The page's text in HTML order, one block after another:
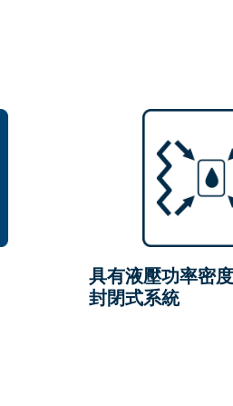
具有液壓功率密
封閉式系統